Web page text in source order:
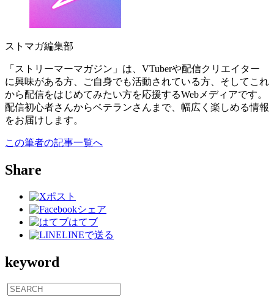
ストマガ編集部
「ストリーマーマガジン」は、VTuberや配信クリエイター
に興味がある方、ご自身でも活動されている方、そしてこれ
から配信をはじめてみたい方を応援するWebメディアです。
配信初心者さんからベテランさんまで、幅広く楽しめる情報
をお届けします。
この筆者の記事一覧へ
Share
ポスト
シェア
はてブ
LINEで送る
keyword